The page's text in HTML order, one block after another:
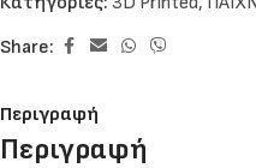
Share:
Περιγραφή
Περιγραφή